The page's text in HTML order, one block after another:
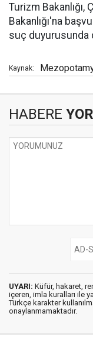
Turizm
Bakanlığı'na
suç duyurusunda
Kaynak:
HABERE
UYARI: Küfür, hakaret,
içeren, imla kuralları ile
Türkçe karakter
onaylanmamaktadır.